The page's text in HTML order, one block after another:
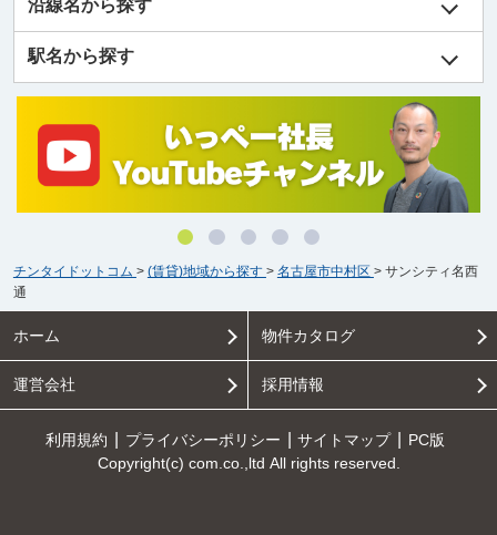
沿線名から探す
駅名から探す
チンタイドットコム > (賃貸)地域から探す > 名古屋市中村区 > サンシティ名西
通
ホーム 物件カタログ
運営会社 採用情報
利用規約 プライバシーポリシー サイトマップ
PC版
Copyright(c) com.co.,ltd All rights reserved.